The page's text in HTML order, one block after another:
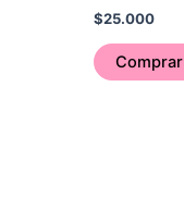
$25.000
Comprar